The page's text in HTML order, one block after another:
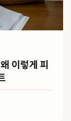
이렇게 피